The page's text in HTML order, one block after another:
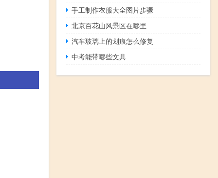
手工制作衣服大全图片步骤
北京百花山风景区在哪里
汽车玻璃上的划痕怎么修复
中考能带哪些文具